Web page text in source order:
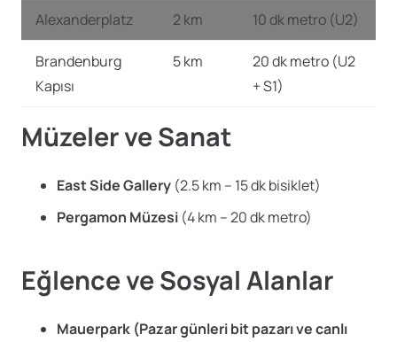
Alexanderplatz 2 km 10 dk metro (U2)
Brandenburg
Kapısı
5 km
20 dk metro (U2
+ S1)
Müzeler ve Sanat
East Side Gallery (2.5 km – 15 dk bisiklet)
Pergamon Müzesi (4 km – 20 dk metro)
Eğlence ve Sosyal Alanlar
Mauerpark (Pazar günleri bit pazarı ve canlı